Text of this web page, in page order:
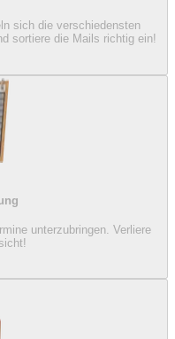
sich die verschiedensten
sortiere die Mails richtig ein!
unterzubringen. Verliere